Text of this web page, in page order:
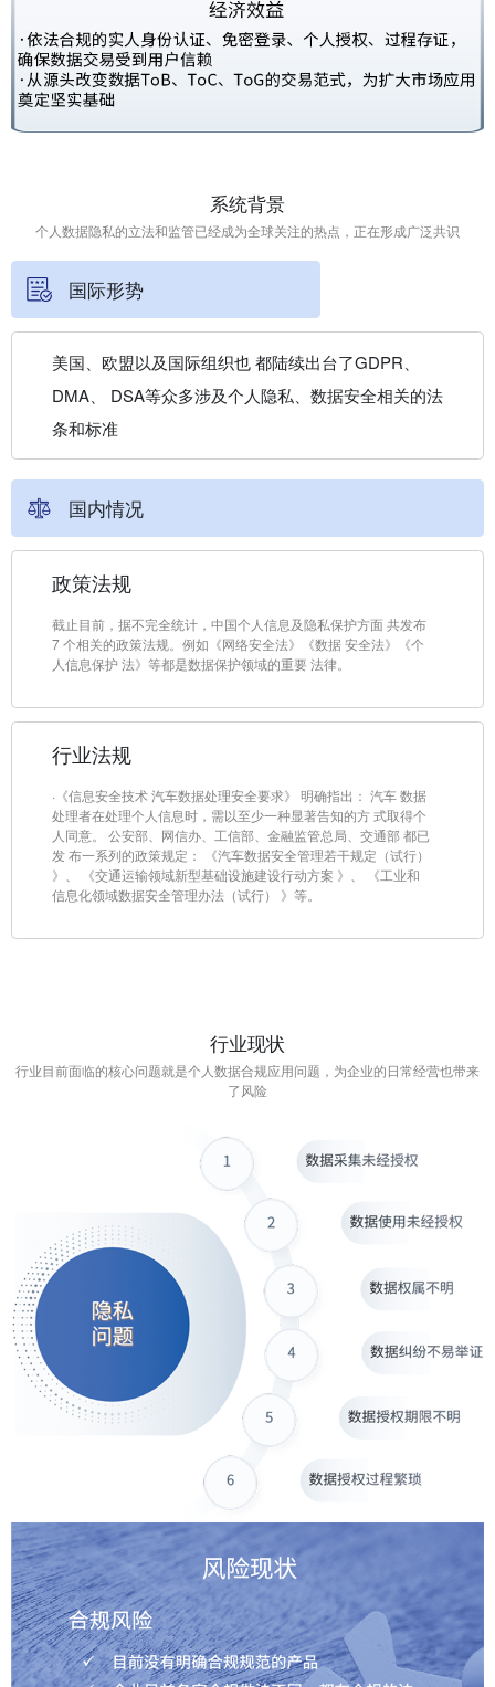
系统背景
个人数据隐私的立法和监管已经成为全球关注的热点，正在形成广泛共识
国际形势
美国、欧盟以及国际组织也 都陆续出台了GDPR、
DMA、 DSA等众多涉及个人隐私、数据安全相关的法
条和标准
国内情况
政策法规
截止目前，据不完全统计，中国个人信息及隐私保护方面 共发布
7 个相关的政策法规。例如《网络安全法》《数据 安全法》《个
人信息保护 法》等都是数据保护领域的重要 法律。
行业法规
·《信息安全技术 汽车数据处理安全要求》 明确指出： 汽车 数据
处理者在处理个人信息时，需以至少一种显著告知的方 式取得个
人同意。 公安部、网信办、工信部、金融监管总局、交通部 都已
发 布一系列的政策规定： 《汽车数据安全管理若干规定（试行）
》、 《交通运输领域新型基础设施建设行动方案 》、 《工业和
信息化领域数据安全管理办法（试行） 》等。
行业现状
行业目前面临的核心问题就是个人数据合规应用问题，为企业的日常经营也带来
了风险